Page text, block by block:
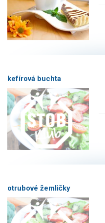
kefírová buchta
otrubové žemličky